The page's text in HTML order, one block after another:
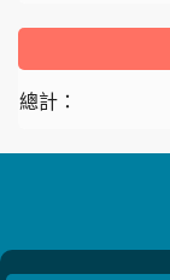
總計：